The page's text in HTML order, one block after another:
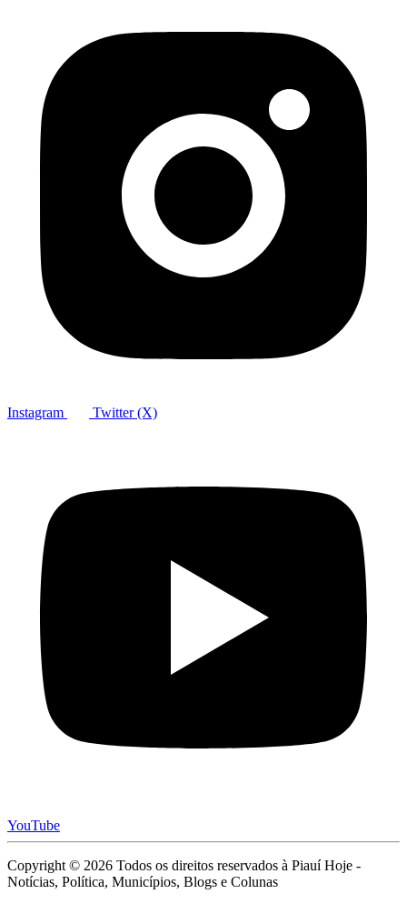
Instagram Twitter (X)
YouTube
Copyright © 2026 Todos os direitos reservados à Piauí Hoje -
Notícias, Política, Municípios, Blogs e Colunas